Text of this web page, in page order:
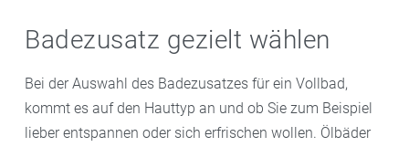
Badezusatz gezielt wählen
Bei der Auswahl des Badezusatzes für ein Vollbad,
kommt es auf den Hauttyp an und ob Sie zum Beispiel
lieber entspannen oder sich erfrischen wollen. Ölbäder